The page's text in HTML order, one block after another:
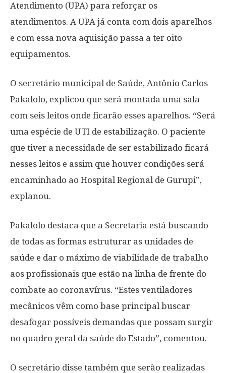
Atendimento (UPA) para reforçar os
atendimentos. A UPA já conta com dois aparelhos
e com essa nova aquisição passa a ter oito
equipamentos.
O secretário municipal de Saúde, Antônio Carlos
Pakalolo, explicou que será montada uma sala
com seis leitos onde ficarão esses aparelhos. “Será
uma espécie de UTI de estabilização. O paciente
que tiver a necessidade de ser estabilizado ficará
nesses leitos e assim que houver condições será
encaminhado ao Hospital Regional de Gurupi”,
explanou.
Pakalolo destaca que a Secretaria está buscando
de todas as formas estruturar as unidades de
saúde e dar o máximo de viabilidade de trabalho
aos profissionais que estão na linha de frente do
combate ao coronavírus. “Estes ventiladores
mecânicos vêm como base principal buscar
desafogar possíveis demandas que possam surgir
no quadro geral da saúde do Estado”, comentou.
O secretário disse também que serão realizadas